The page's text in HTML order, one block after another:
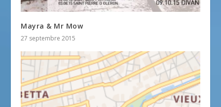
Mayra & Mr Mow
27 septembre 2015